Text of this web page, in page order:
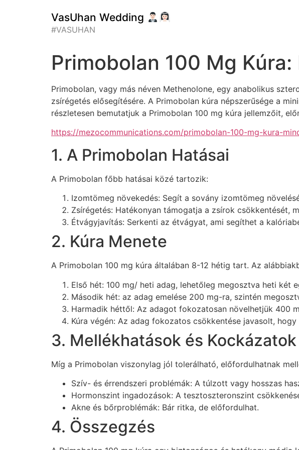
VasUhan Wedding
#VASUHAN
Primobolan 100 Mg
Primobolan, vagy más néven Methenolone, egy anabolikus
zsírégetés elősegítésére. A Primobolan kúra népszerűsége a
részletesen bemutatjuk a Primobolan 100 mg kúra jellemzőit,
https://mezocommunications.com/primobolan-100-mg-kura-
1. A Primobolan Hatásai
A Primobolan főbb hatásai közé tartozik:
Izomtömeg növekedés: Segít a sovány izomtömeg
Zsírégetés: Hatékonyan támogatja a zsírok csökkentését,
Étvágyjavítás: Serkenti az étvágyat, ami segíthet a
2. Kúra Menete
A Primobolan 100 mg kúra általában 8-12 hétig tart. Az
Első hét: 100 mg/ heti adag, lehetőleg megosztva heti két
Második hét: az adag emelése 200 mg-ra, szintén
Harmadik héttől: Az adagot fokozatosan növelhetjük 400
Kúra végén: Az adag fokozatos csökkentése javasolt,
3. Mellékhatások és Kockázatok
Míg a Primobolan viszonylag jól tolerálható, előfordulhatnak
Szív- és érrendszeri problémák: A túlzott vagy hosszas
Hormonszint ingadozások: A tesztoszteronszint
Akne és bőrproblémák: Bár ritka, de előfordulhat.
4. Összegzés